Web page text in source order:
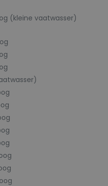
(kleine vaatwasser)